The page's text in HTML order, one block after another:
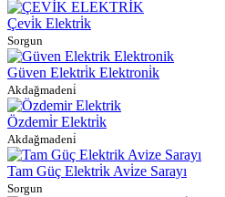
Çevi̇k Elektri̇k
Sorgun
Güven Elektri̇k Elektroni̇k
Akdağmadeni̇
Özdemi̇r Elektri̇k
Akdağmadeni̇
Tam Güç Elektri̇k Avi̇ze Sarayı
Sorgun